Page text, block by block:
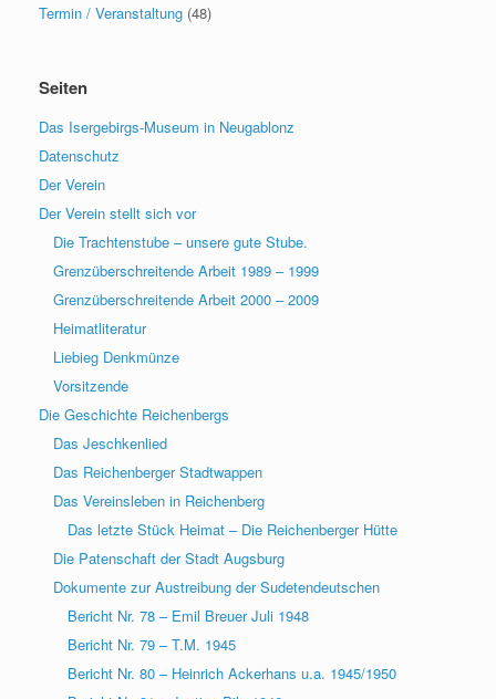
Termin / Veranstaltung (48)
Seiten
Das Isergebirgs-Museum in Neugablonz
Datenschutz
Der Verein
Der Verein stellt sich vor
Die Trachtenstube – unsere gute Stube.
Grenzüberschreitende Arbeit 1989 – 1999
Grenzüberschreitende Arbeit 2000 – 2009
Heimatliteratur
Liebieg Denkmünze
Vorsitzende
Die Geschichte Reichenbergs
Das Jeschkenlied
Das Reichenberger Stadtwappen
Das Vereinsleben in Reichenberg
Das letzte Stück Heimat – Die Reichenberger Hütte
Die Patenschaft der Stadt Augsburg
Dokumente zur Austreibung der Sudetendeutschen
Bericht Nr. 78 – Emil Breuer Juli 1948
Bericht Nr. 79 – T.M. 1945
Bericht Nr. 80 – Heinrich Ackerhans u.a. 1945/1950